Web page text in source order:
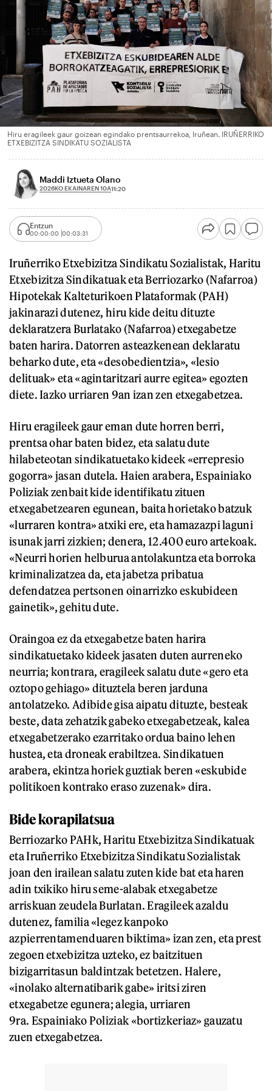
Hiru eragileek gaur goizean egindako prentsaurrekoa, Iruñean. IRUÑERRIKO
ETXEBIZITZA SINDIKATU SOZIALISTA
Maddi Iztueta Olano
2026KO EKAINAREN 10A11:20
Entzun
00:00:00 00:03:31
Iruñerriko Etxebizitza Sindikatu Sozialistak, Haritu
Etxebizitza Sindikatuak eta Berriozarko (Nafarroa)
Hipotekak Kalteturikoen Plataformak (PAH)
jakinarazi dutenez, hiru kide deitu dituzte
deklaratzera Burlatako (Nafarroa) etxegabetze
baten harira. Datorren asteazkenean deklaratu
beharko dute, eta «desobedientzia», «lesio
delituak» eta «agintaritzari aurre egitea» egozten
diete. Iazko urriaren 9an izan zen etxegabetzea.
Hiru eragileek gaur eman dute horren berri,
prentsa ohar baten bidez, eta salatu dute
hilabeteotan sindikatuetako kideek «errepresio
gogorra» jasan dutela. Haien arabera, Espainiako
Poliziak zenbait kide identifikatu zituen
etxegabetzearen egunean, baita horietako batzuk
«lurraren kontra» atxiki ere, eta hamazazpi laguni
isunak jarri zizkien; denera, 12.400 euro artekoak.
«Neurri horien helburua antolakuntza eta borroka
kriminalizatzea da, eta jabetza pribatua
defendatzea pertsonen oinarrizko eskubideen
gainetik», gehitu dute.
Oraingoa ez da etxegabetze baten harira
sindikatuetako kideek jasaten duten aurreneko
neurria; kontrara, eragileek salatu dute «gero eta
oztopo gehiago» dituztela beren jarduna
antolatzeko. Adibide gisa aipatu dituzte, besteak
beste, data zehatzik gabeko etxegabetzeak, kalea
etxegabetzerako ezarritako ordua baino lehen
hustea, eta droneak erabiltzea. Sindikatuen
arabera, ekintza horiek guztiak beren «eskubide
politikoen kontrako eraso zuzenak» dira.
Bide korapilatsua
Berriozarko PAHk, Haritu Etxebizitza Sindikatuak
eta Iruñerriko Etxebizitza Sindikatu Sozialistak
joan den irailean salatu zuten kide bat eta haren
adin txikiko hiru seme-alabak etxegabetze
arriskuan zeudela Burlatan. Eragileek azaldu
dutenez, familia «legez kanpoko
azpierrentamenduaren biktima» izan zen, eta prest
zegoen etxebizitza uzteko, ez baitzituen
bizigarritasun baldintzak betetzen. Halere,
«inolako alternatibarik gabe» iritsi ziren
etxegabetze egunera; alegia, urriaren
9ra. Espainiako Poliziak «bortizkeriaz» gauzatu
zuen etxegabetzea.